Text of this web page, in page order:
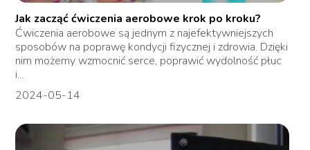
Jak zacząć ćwiczenia aerobowe krok po kroku?
Ćwiczenia aerobowe są jednym z najefektywniejszych
sposobów na poprawę kondycji fizycznej i zdrowia. Dzięki
nim możemy wzmocnić serce, poprawić wydolność płuc
i...
2024-05-14